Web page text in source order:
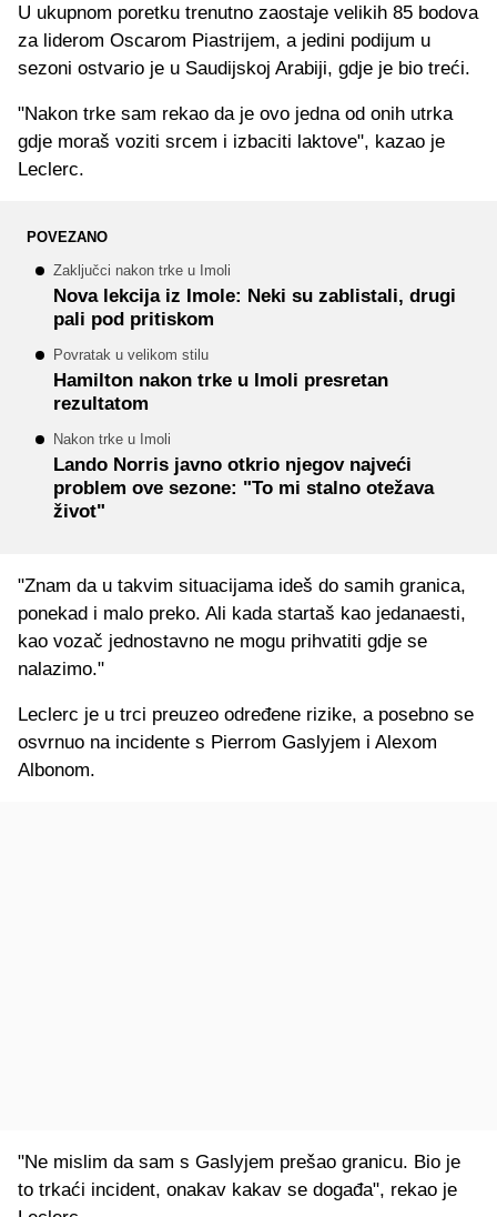
U ukupnom poretku trenutno zaostaje velikih 85 bodova
za liderom Oscarom Piastrijem, a jedini podijum u
sezoni ostvario je u Saudijskoj Arabiji, gdje je bio treći.
"Nakon trke sam rekao da je ovo jedna od onih utrka
gdje moraš voziti srcem i izbaciti laktove", kazao je
Leclerc.
POVEZANO
Zaključci nakon trke u Imoli
Nova lekcija iz Imole: Neki su zablistali, drugi
pali pod pritiskom
Povratak u velikom stilu
Hamilton nakon trke u Imoli presretan
rezultatom
Nakon trke u Imoli
Lando Norris javno otkrio njegov najveći
problem ove sezone: "To mi stalno otežava
život"
"Znam da u takvim situacijama ideš do samih granica,
ponekad i malo preko. Ali kada startaš kao jedanaesti,
kao vozač jednostavno ne mogu prihvatiti gdje se
nalazimo."
Leclerc je u trci preuzeo određene rizike, a posebno se
osvrnuo na incidente s Pierrom Gaslyjem i Alexom
Albonom.
"Ne mislim da sam s Gaslyjem prešao granicu. Bio je
to trkaći incident, onakav kakav se događa", rekao je